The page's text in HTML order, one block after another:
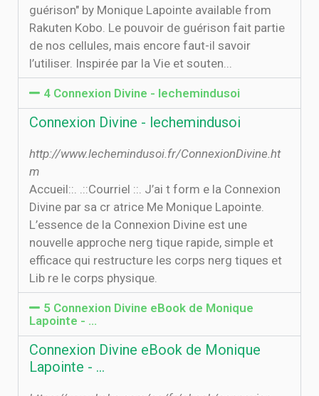
guérison" by Monique Lapointe available from
Rakuten Kobo. Le pouvoir de guérison fait partie
de nos cellules, mais encore faut-il savoir
l’utiliser. Inspirée par la Vie et souten...
4 Connexion Divine - lechemindusoi
Connexion Divine - lechemindusoi
http://www.lechemindusoi.fr/ConnexionDivine.ht
m
Accueil::. .::Courriel ::. J’ai t form e la Connexion
Divine par sa cr atrice Me Monique Lapointe.
L’essence de la Connexion Divine est une
nouvelle approche nerg tique rapide, simple et
efficace qui restructure les corps nerg tiques et
Lib re le corps physique.
5 Connexion Divine eBook de Monique
Lapointe - …
Connexion Divine eBook de Monique
Lapointe - …